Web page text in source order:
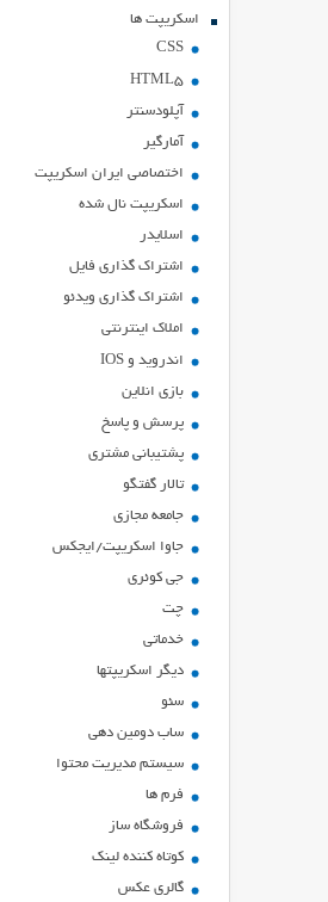
اسکریپت ها
CSS
HTML5
آپلودسنتر
آمارگیر
اختصاصی ایران اسکریپت
اسکریپت نال شده
اسلایدر
اشتراك گذاري فايل
اشتراک گذاری ویدئو
املاک اینترنتی
اندروید و IOS
بازي انلاين
پرسش و پاسخ
پشتیبانی مشتری
تالار گفتگو
جامعه مجازی
جاوا اسکریپت/ایجکس
جی کوئری
چت
خدماتی
ديگر اسكريپتها
سئو
ساب دومین دهی
سیستم مدیریت محتوا
فرم ها
فروشگاه ساز
کوتاه کننده لینک
گالری عکس